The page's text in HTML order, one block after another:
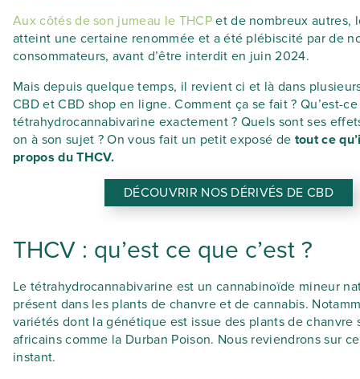
Aux côtés de son jumeau le THCPet de nombreux autres,
atteint une certaine renommée et a été plébiscité par de
consommateurs, avant d’être interdit en juin 2024.
Mais depuis quelque temps, il revient ci et là dans
CBD et CBD shop en ligne. Comment ça se fait ? Qu’est-
tétrahydrocannabivarine exactement ? Quels sont ses
on à son sujet ? On vous fait un petit exposé de tout ce
propos du THCV.
DÉCOUVRIR NOS DÉRIVÉS DE CBD
THCV : qu’est ce que c’est ?
Le tétrahydrocannabivarine est un cannabinoïde mineur
présent dans les plants de chanvre et de cannabis.
variétés dont la génétique est issue des plants de chanvre
africains comme la Durban Poison. Nous reviendrons sur
instant.